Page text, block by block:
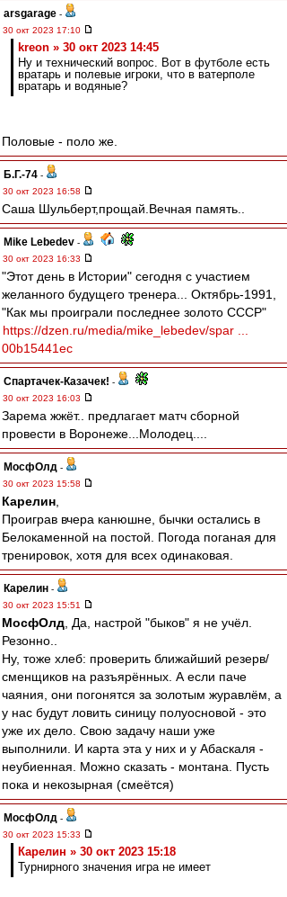
arsgarage -
30 окт 2023 17:10
kreon » 30 окт 2023 14:45
Ну и технический вопрос. Вот в футболе есть
вратарь и полевые игроки, что в ватерполе
вратарь и водяные?
Половые - поло же.
Б.Г.-74 -
30 окт 2023 16:58
Саша Шульберт,прощай.Вечная память..
Mike Lebedev -
30 окт 2023 16:33
"Этот день в Истории" сегодня с участием
желанного будущего тренера... Октябрь-1991,
"Как мы проиграли последнее золото СССР"
https://dzen.ru/media/mike_lebedev/spar ...
00b15441ec
Спартачек-Казачек! -
30 окт 2023 16:03
Зарема жжёт.. предлагает матч сборной
провести в Воронеже...Молодец....
МосфОлд -
30 окт 2023 15:58
Карелин
Проиграв вчера канюшне, бычки остались в
Белокаменной на постой. Погода поганая для
тренировок, хотя для всех одинаковая.
Карелин -
30 окт 2023 15:51
МосфОлд , Да, настрой "быков" я не учёл.
Резонно..
Ну, тоже хлеб: проверить ближайший резерв/
сменщиков на разъярённых. А если паче
чаяния, они погонятся за золотым журавлём, а
у нас будут ловить синицу полуосновой - это
уже их дело. Свою задачу наши уже
выполнили. И карта эта у них и у Абаскаля -
неубиенная. Можно сказать - монтана. Пусть
пока и некозырная (смеётся)
МосфОлд -
30 окт 2023 15:33
Карелин » 30 окт 2023 15:18
Турнирного значения игра не имеет